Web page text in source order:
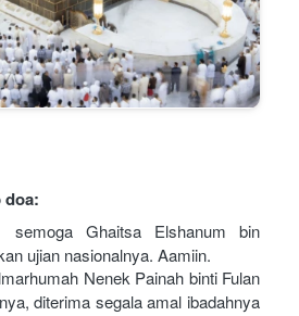
semoga Ghaitsa Elshanum bin
ujian nasionalnya. Aamiin.
Nenek Painah binti Fulan
diterima segala amal ibadahnya